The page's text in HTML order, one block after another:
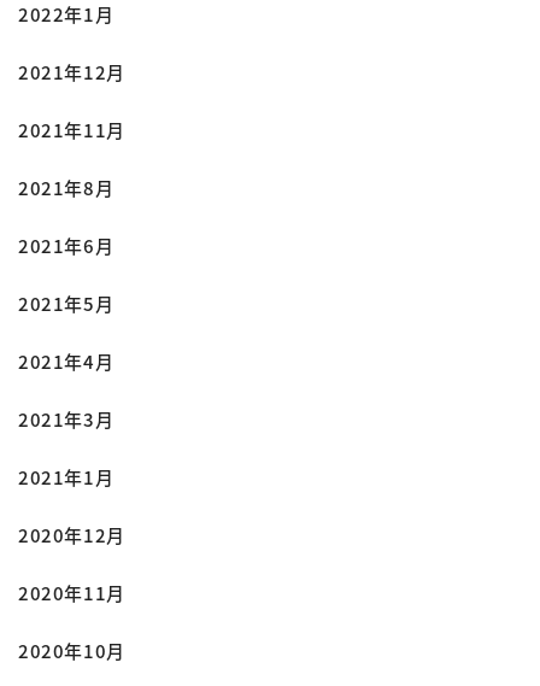
2022年1月
2021年12月
2021年11月
2021年8月
2021年6月
2021年5月
2021年4月
2021年3月
2021年1月
2020年12月
2020年11月
2020年10月